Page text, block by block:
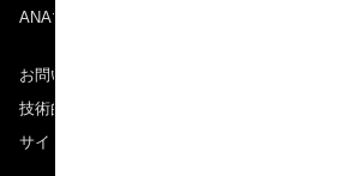
ANAマイレージクラブ
お問い合わせ
技術的なお問い合わせ（推奨環境）
サイトマップ